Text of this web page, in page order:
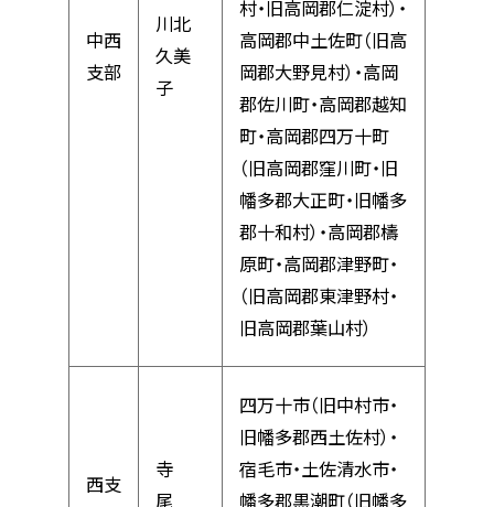
中西
支部
川北
久美
子
村・旧高岡郡仁淀村）・
高岡郡中土佐町（旧高
岡郡大野見村）・高岡
郡佐川町・高岡郡越知
町・高岡郡四万十町
（旧高岡郡窪川町・旧
幡多郡大正町・旧幡多
郡十和村）・高岡郡檮
原町・高岡郡津野町・
（旧高岡郡東津野村・
旧高岡郡葉山村）
西支
寺
尾
四万十市（旧中村市・
旧幡多郡西土佐村）・
宿毛市・土佐清水市・
幡多郡黒潮町（旧幡多